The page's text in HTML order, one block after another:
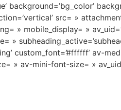
background=’bg_color’
src= »
» mobile_display= »
»
custom_font=’#ffffff’ av-
» av-mini-font-size= »